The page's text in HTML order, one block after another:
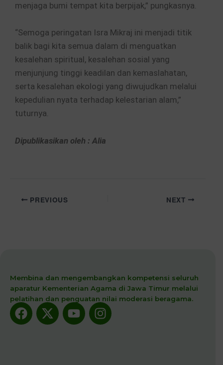
menjaga bumi tempat kita berpijak,” pungkasnya.
“Semoga peringatan Isra Mikraj ini menjadi titik
balik bagi kita semua dalam di menguatkan
kesalehan spiritual, kesalehan sosial yang
menjunjung tinggi keadilan dan kemaslahatan,
serta kesalehan ekologi yang diwujudkan melalui
kepedulian nyata terhadap kelestarian alam,”
tuturnya.
Dipublikasikan oleh : Alia
PREVIOUS NEXT
Membina dan mengembangkan kompetensi seluruh
aparatur Kementerian Agama di Jawa Timur melalui
pelatihan dan penguatan nilai moderasi beragama.
Facebook
X-
twitter
YoutubeInstagram